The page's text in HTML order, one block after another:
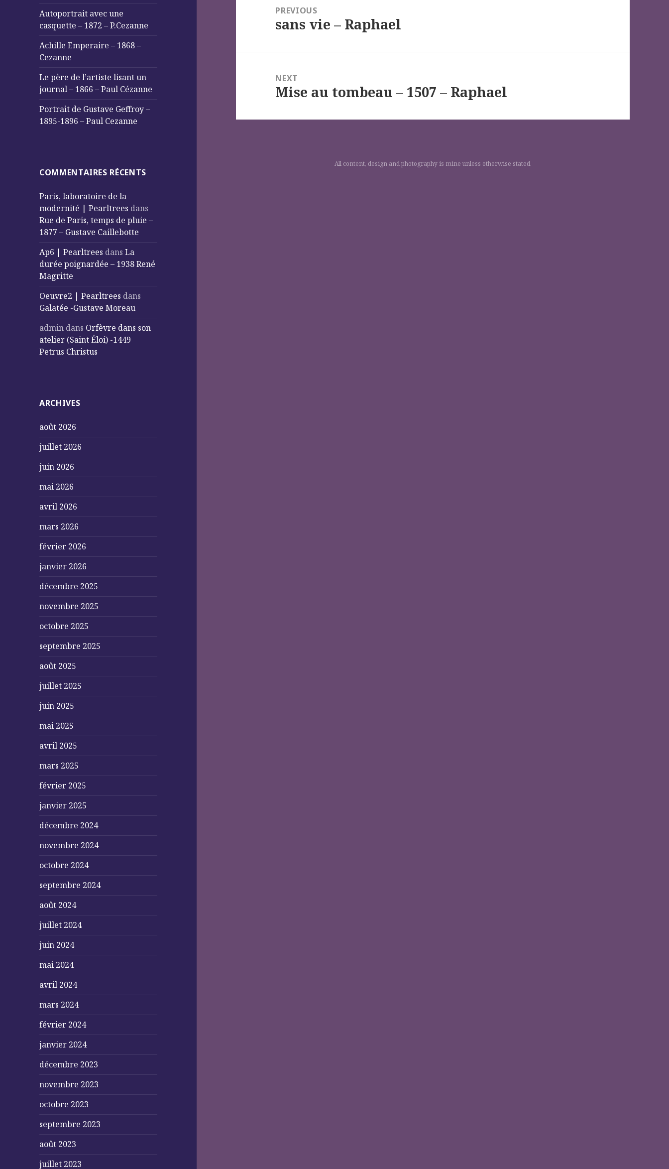
Autoportrait avec une
casquette – 1872 – P.Cezanne
Achille Emperaire – 1868 –
Cezanne
Le père de l’artiste lisant un
journal – 1866 – Paul Cézanne
Portrait de Gustave Geffroy –
1895-1896 – Paul Cezanne
COMMENTAIRES RÉCENTS
Paris, laboratoire de la
modernité | Pearltrees dans
Rue de Paris, temps de pluie –
1877 – Gustave Caillebotte
Ap6 | Pearltrees dansLa
durée poignardée – 1938 René
Magritte
Oeuvre2 | Pearltrees dans
Galatée -Gustave Moreau
admin dans Orfèvre dans son
atelier (Saint Éloi) -1449
Petrus Christus
ARCHIVES
août 2026
juillet 2026
juin 2026
mai 2026
avril 2026
mars 2026
février 2026
janvier 2026
décembre 2025
novembre 2025
octobre 2025
septembre 2025
août 2025
juillet 2025
juin 2025
mai 2025
avril 2025
mars 2025
février 2025
janvier 2025
décembre 2024
novembre 2024
octobre 2024
septembre 2024
août 2024
juillet 2024
juin 2024
mai 2024
avril 2024
mars 2024
février 2024
janvier 2024
décembre 2023
novembre 2023
octobre 2023
septembre 2023
août 2023
juillet 2023
l’article
PREVIOUS
Previous
sans vie – Raphael
NEXT
Next
Mise au tombeau – 1507 – Raphael
All content, design and photography is mine unless otherwise stated.